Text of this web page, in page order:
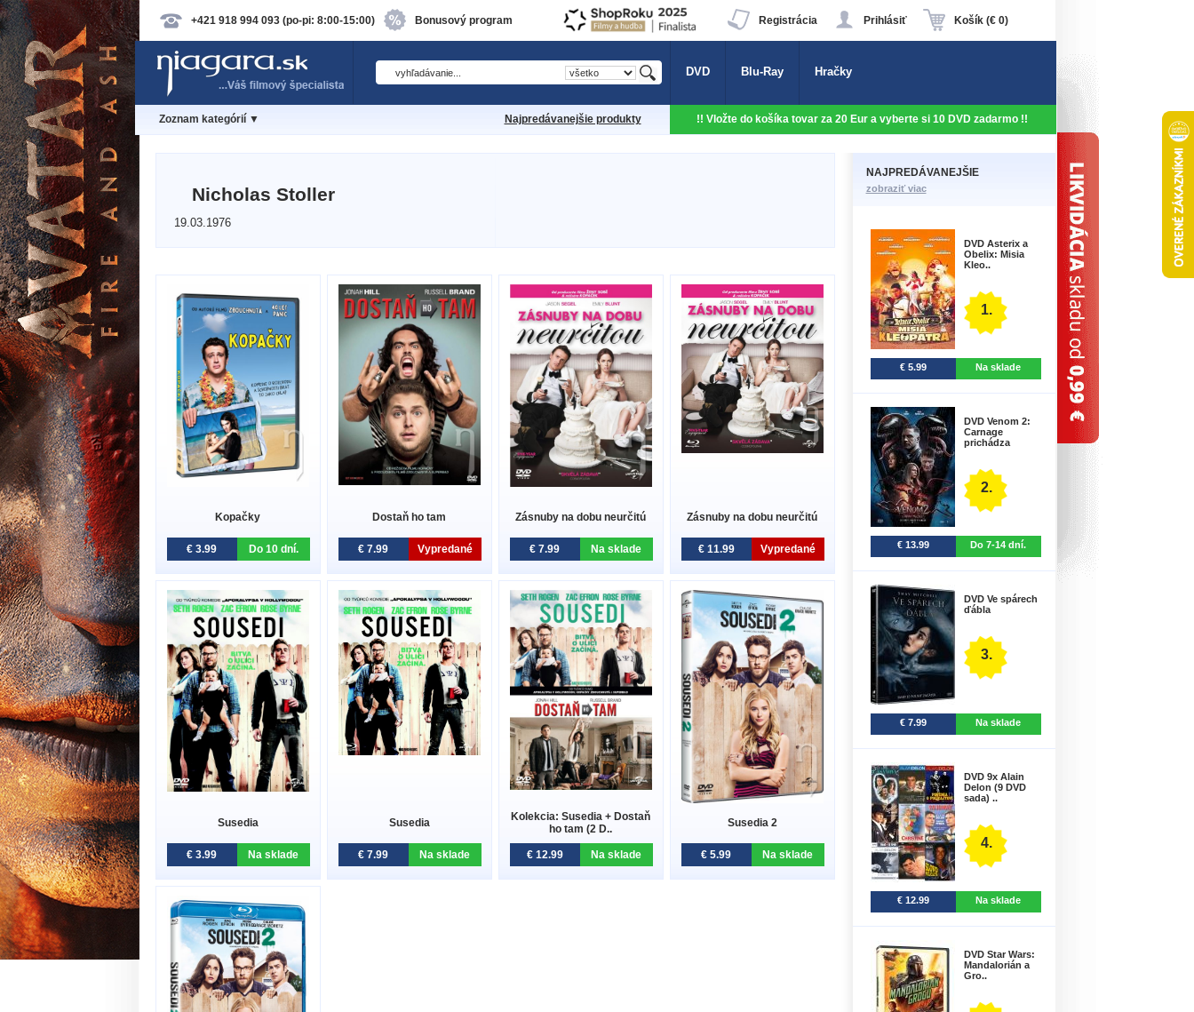
+421 918 994 093 (po-pi: 8:00-15:00) Bonusový program Košík (€ 0)
Prihlásiť
Registrácia
DVD Blu-Ray Hračky
Zoznam kategórií ▼ Najpredávanejšie produkty !! Vložte do košíka tovar za 20 Eur a vyberte si 10 DVD zadarmo !!
Nicholas Stoller
19.03.1976
Kopačky
€ 3.99 Do 10 dní.
Dostaň ho tam
€ 7.99 Vypredané
Zásnuby na dobu neurčitú
€ 7.99 Na sklade
Zásnuby na dobu neurčitú
€ 11.99 Vypredané
Susedia
€ 3.99 Na sklade
Susedia
€ 7.99 Na sklade
Kolekcia: Susedia + Dostaň
ho tam (2 D..
€ 12.99 Na sklade
Susedia 2
€ 5.99 Na sklade
NAJPREDÁVANEJŠIE
zobraziť viac
DVD Asterix a
Obelix: Misia
Kleo..
1.
€ 5.99 Na sklade
DVD Venom 2:
Carnage
prichádza
2.
€ 13.99 Do 7-14 dní.
DVD Ve spárech
ďábla
3.
€ 7.99 Na sklade
DVD 9x Alain
Delon (9 DVD
sada) ..
4.
€ 12.99 Na sklade
DVD Star Wars:
Mandalorián a
Gro..